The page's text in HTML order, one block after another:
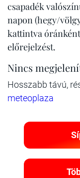
csapadék
napon (hegy/
kattintva
előrejelzést.
Nincs
Hosszabb távú,
meteoplaza